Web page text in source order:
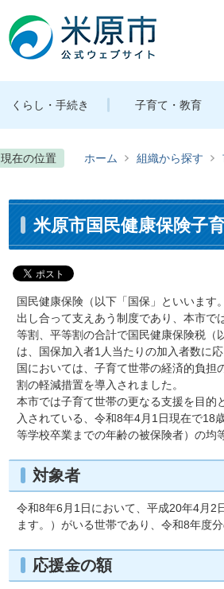
くらし・手続き 子育て・教育
現在の位置 ホーム 組織から探す
米原市国民健康保険子
国民健康保険（以下「国保」といいま
出し合って支えあう制度であり、本市で
等割、平等割の合計で国民健康保険税（
は、国保加入者1人当たりの加入者数に
国においては、子育て世帯の経済的負
割の軽減措置を導入されました。
本市では子育て世帯の更なる支援を目的
入されている、令和8年4月1日現在で18
等学校卒業までの年齢の被保険者）の均
対象者
令和8年6月1日において、平成20年4月2
ます。）がいる世帯であり、令和8年度
応援金の額